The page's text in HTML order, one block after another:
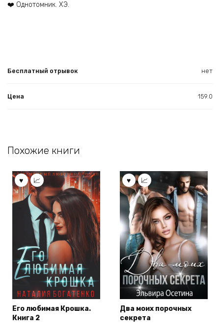
❤️ Однотомник. ХЭ.
Бесплатный отрывок нет
Цена 159.0
Похожие книги
Его любимая Крошка.
Книга 2
Два моих порочных
секрета